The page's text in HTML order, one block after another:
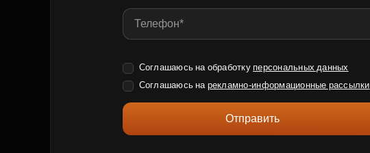
Соглашаюсь на обработку персональных данных
Соглашаюсь на рекламно-информационные рассылки
Отправить